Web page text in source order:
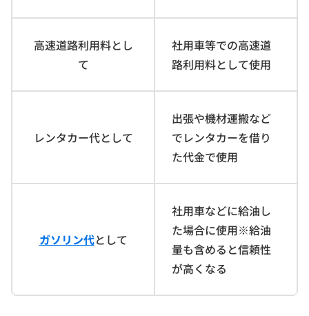
高速道路利用料とし
て
社用車等での高速道
路利用料として使用
レンタカー代として
出張や機材運搬など
でレンタカーを借り
た代金で使用
ガソリン代として
社用車などに給油し
た場合に使用※給油
量も含めると信頼性
が高くなる